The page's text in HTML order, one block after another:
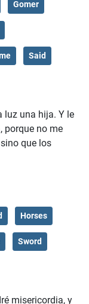
Gomer
Said
luz una hija. Y le
porque no me
que los
Horses
Sword
misericordia, y